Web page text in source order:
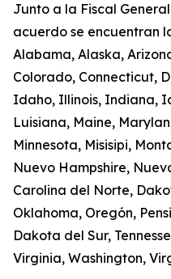
Junto a la Fiscal
acuerdo se encuentran
Alabama, Alaska,
Colorado, Connecticut,
Idaho, Illinois, Indiana,
Luisiana, Maine,
Minnesota, Misisipi,
Nuevo Hampshire,
Carolina del Norte,
Oklahoma, Oregón,
Dakota del Sur,
Virginia, Washington,